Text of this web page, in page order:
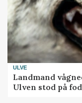
ULVE
Landmand
Ulven stod på